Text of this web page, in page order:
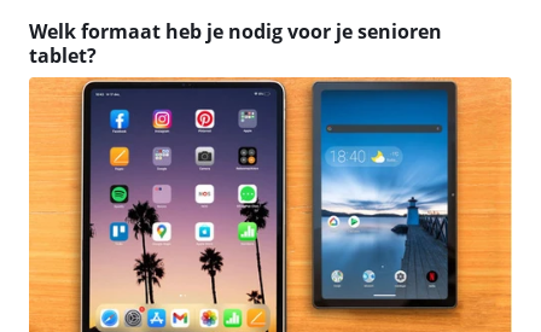
Welk formaat heb je nodig voor je senioren
tablet?